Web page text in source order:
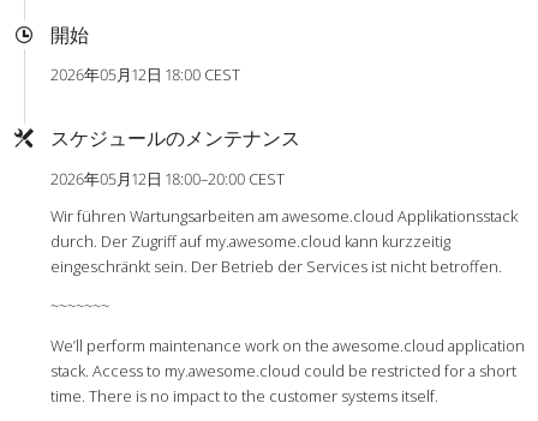
開始
2026年05月12日 18:00 CEST
スケジュールのメンテナンス
2026年05月12日 18:00–20:00 CEST
Wir führen Wartungsarbeiten am awesome.cloud Applikationsstack
durch. Der Zugriff auf my.awesome.cloud kann kurzzeitig
eingeschränkt sein. Der Betrieb der Services ist nicht betroffen.
~~~~~~~
We’ll perform maintenance work on the awesome.cloud application
stack. Access to my.awesome.cloud could be restricted for a short
time. There is no impact to the customer systems itself.